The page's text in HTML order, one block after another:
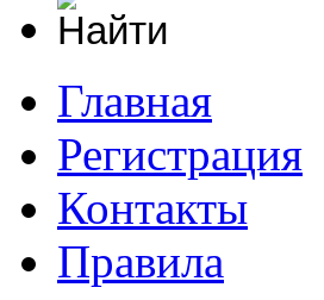
Главная
Регистрация
Контакты
Правила